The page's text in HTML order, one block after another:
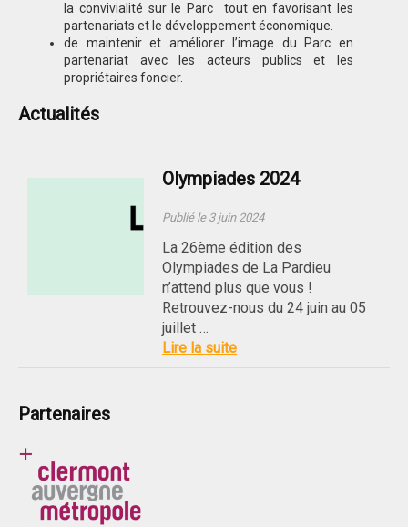
la convivialité sur le Parc tout en favorisant les
partenariats et le développement économique.
de maintenir et améliorer l’image du Parc en
partenariat avec les acteurs publics et les
propriétaires foncier.
Actualités
Olympiades 2024
Publié le 3 juin 2024
La 26ème édition des
Olympiades de La Pardieu
n’attend plus que vous !
Retrouvez-nous du 24 juin au 05
juillet …
Lire la suite
Partenaires